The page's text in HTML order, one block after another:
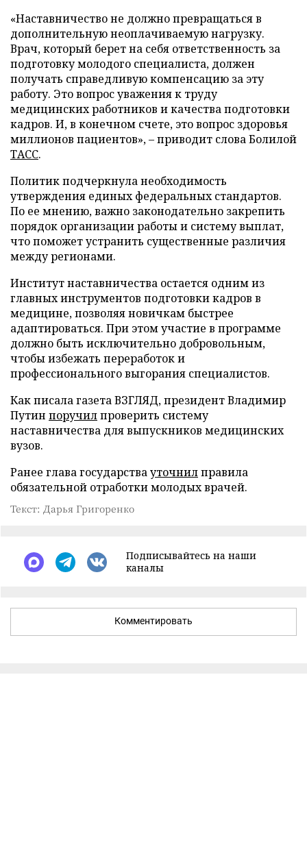
«Наставничество не должно превращаться в
дополнительную неоплачиваемую нагрузку.
Врач, который берет на себя ответственность за
подготовку молодого специалиста, должен
получать справедливую компенсацию за эту
работу. Это вопрос уважения к труду
медицинских работников и качества подготовки
кадров. И, в конечном счете, это вопрос здоровья
миллионов пациентов», – приводит слова Болилой
ТАСС.
Политик подчеркнула необходимость
утверждения единых федеральных стандартов.
По ее мнению, важно законодательно закрепить
порядок организации работы и систему выплат,
что поможет устранить существенные различия
между регионами.
Институт наставничества остается одним из
главных инструментов подготовки кадров в
медицине, позволяя новичкам быстрее
адаптироваться. При этом участие в программе
должно быть исключительно добровольным,
чтобы избежать переработок и
профессионального выгорания специалистов.
Как писала газета ВЗГЛЯД, президент Владимир
Путин поручилпроверить систему
наставничества для выпускников медицинских
вузов.
Ранее глава государствауточнилправила
обязательной отработки молодых врачей.
Текст: Дарья Григоренко
Подписывайтесь на наши
каналы
Комментировать